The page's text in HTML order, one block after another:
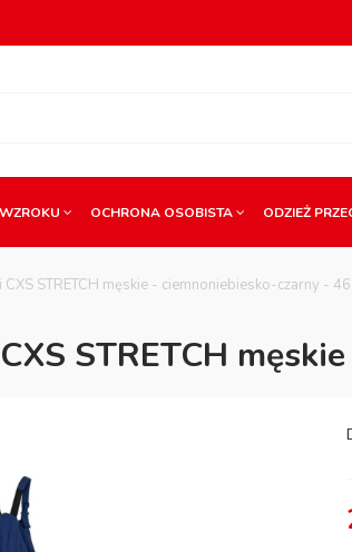
OCHRONA OSOBISTA ODZIEŻ
STRETCH męskie - ciemnoniebiesko-czarny - 46
STRETCH